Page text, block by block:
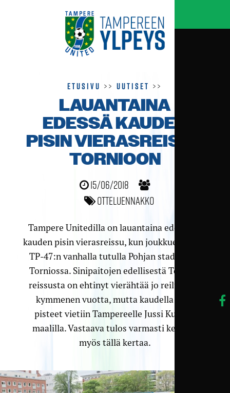
Etusivu >>Uutiset >>
LAUANTAINA
EDESSÄ KAUDEN
PISIN VIERAS­REISSU
TORNIOON
15/06/2018
Otteluennakko
Tampere Unitedilla on lauantaina edessään
kauden pisin vierasreissu, kun joukkue kohtaa
TP-47:n vanhalla tutulla Pohjan stadionilla
Torniossa. Sinipaitojen edellisestä Tornion
reissusta on ehtinyt vierähtää jo reilusti yli
kymmenen vuotta, mutta kaudella 2005
pisteet vietiin Tampereelle Jussi Kujalan
maalilla. Vastaava tulos varmasti kelpaisi
myös tällä kertaa.